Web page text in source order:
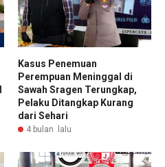
Kasus Penemuan
Perempuan Meninggal di
Sawah Sragen Terungkap,
Pelaku Ditangkap Kurang
dari Sehari
4 bulan lalu